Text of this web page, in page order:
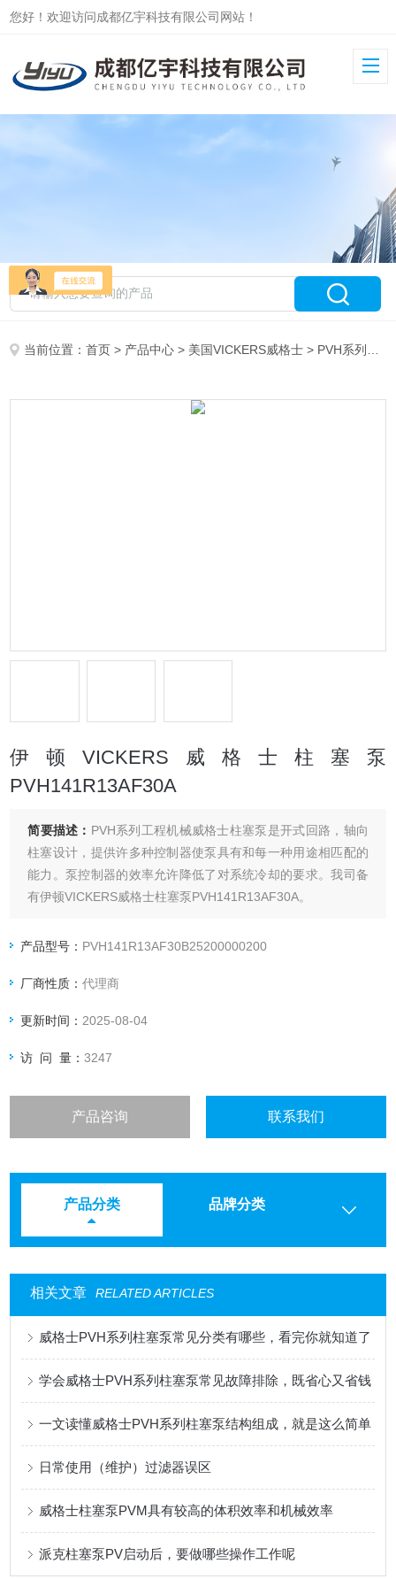
您好！欢迎访问成都亿宇科技有限公司网站！
当前位置：首页 > 产品中心 > 美国VICKERS威格士 > PVH系列柱塞泵
伊顿VICKERS威格士柱塞泵
PVH141R13AF30A
简要描述： PVH系列工程机械威格士柱塞泵是开式回路，轴向
柱塞设计，提供许多种控制器使泵具有和每一种用途相匹配的
能力。泵控制器的效率允许降低了对系统冷却的要求。我司备
有伊顿VICKERS威格士柱塞泵PVH141R13AF30A。
产品型号： PVH141R13AF30B25200000200
厂商性质：代理商
更新时间： 2025-08-04
访 问 量：3247
产品咨询 联系我们
产品分类 品牌分类
相关文章 RELATED ARTICLES
威格士PVH系列柱塞泵常见分类有哪些，看完你就知道了
学会威格士PVH系列柱塞泵常见故障排除，既省心又省钱
一文读懂威格士PVH系列柱塞泵结构组成，就是这么简单
日常使用（维护）过滤器误区
威格士柱塞泵PVM具有较高的体积效率和机械效率
派克柱塞泵PV启动后，要做哪些操作工作呢